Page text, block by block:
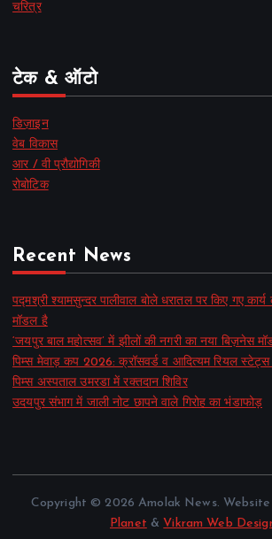
चरित्र
टेक & ऑटो
डिज़ाइन
वेब विकास
आर / वी प्रौद्योगिकी
रोबोटिक
Recent News
पद्मश्री श्यामसुन्दर पालीवाल बोले धरातल पर किए गए कार्य
मॉडल है
‘जयपुर बाल महोत्सव’ में झीलों की नगरी का नया बिज़नेस
पिम्स मेवाड़ कप 2026: क्रॉसवर्ड व आदित्यम रियल
पिम्स अस्पताल उमरडा में रक्तदान शिविर
उदयपुर संभाग में जाली नोट छापने वाले गिरोह का भंडाफोड़
Copyright © 2026 Amolak News.
Planet & Vikram Web